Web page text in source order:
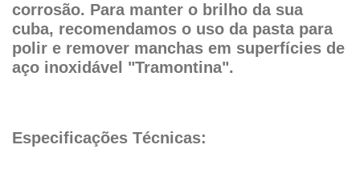
corrosão. Para manter o brilho da sua
cuba, recomendamos o uso da pasta para
polir e remover manchas em superfícies de
aço inoxidável "Tramontina".
Especificações Técnicas: